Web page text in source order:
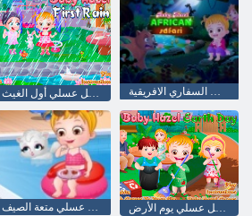
طفل عسلي أول الغيث طفل عسلي: رحلات السفاري الافريقية
طفل عسلي متعة الصيف طفل عسلي يوم الأرض